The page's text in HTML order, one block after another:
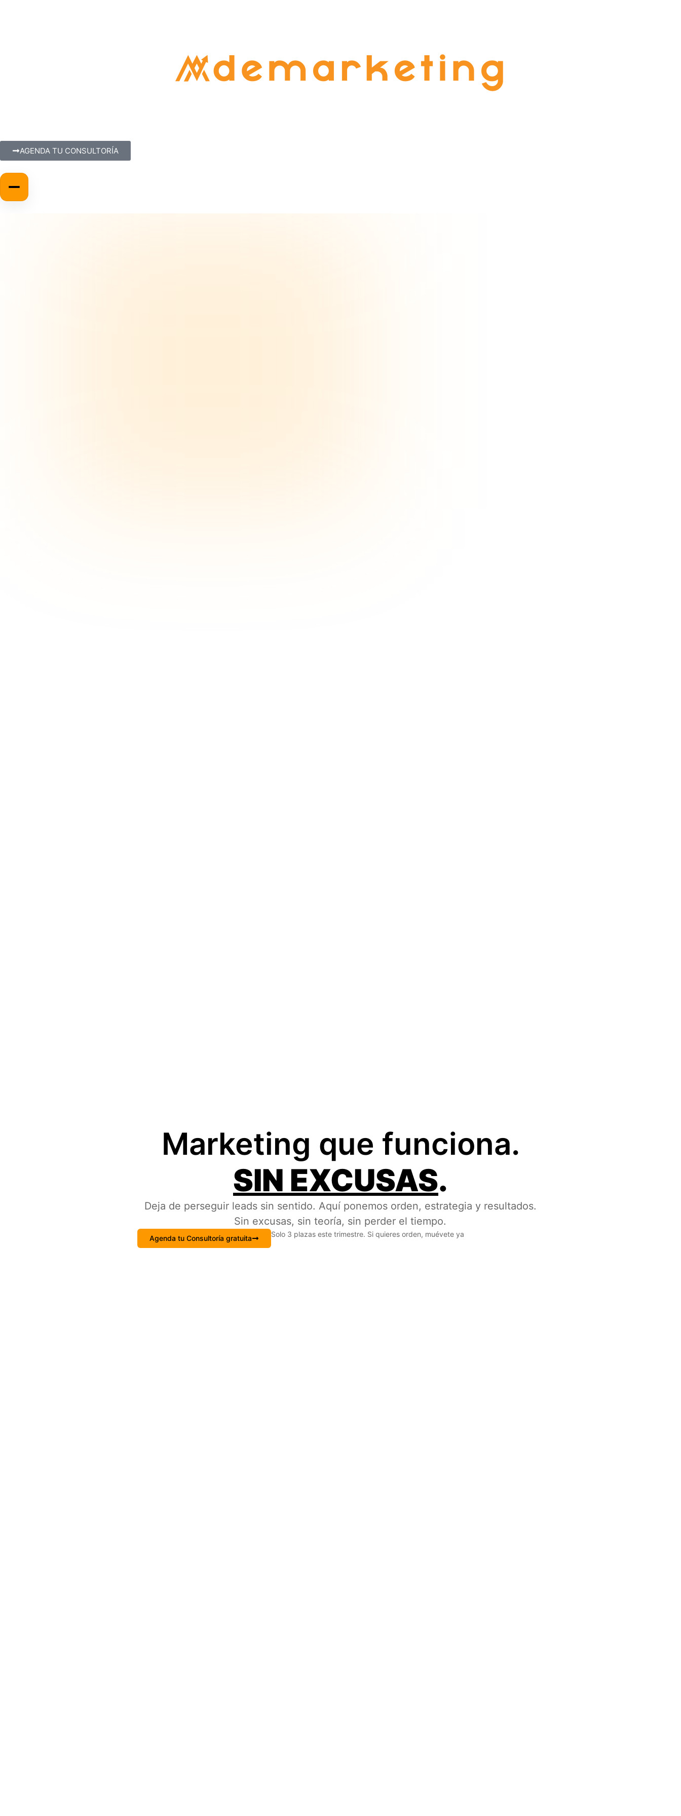
AGENDA TU CONSULTORÍA
Marketing que funciona.
SIN EXCUSAS.
Deja de perseguir leads sin sentido. Aquí ponemos orden, estrategia y resultados.
Sin excusas, sin teoría, sin perder el tiempo.
Agenda tu Consultoría gratuita Solo 3 plazas este trimestre. Si quieres orden, muévete ya